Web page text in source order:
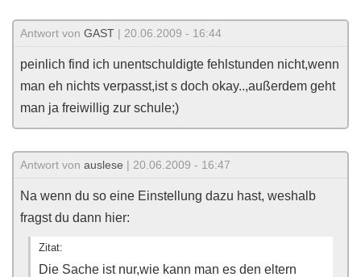
Antwort von GAST | 20.06.2009 - 16:44
peinlich find ich unentschuldigte fehlstunden nicht,wenn
man eh nichts verpasst,ist s doch okay..,außerdem geht
man ja freiwillig zur schule;)
Antwort von auslese | 20.06.2009 - 16:47
Na wenn du so eine Einstellung dazu hast, weshalb
fragst du dann hier:
Zitat:
Die Sache ist nur,wie kann man es den eltern